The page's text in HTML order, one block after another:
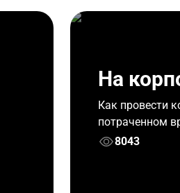
На
Как провести
потраченном
8043